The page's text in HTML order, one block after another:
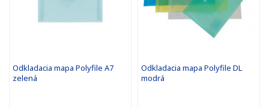
Odkladacia mapa Polyfile A7
zelená
Odkladacia mapa Polyfile DL
modrá